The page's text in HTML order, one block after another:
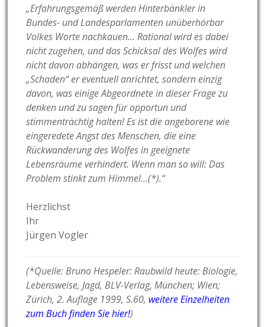
„Erfahrungsgemäß werden Hinterbänkler in
Bundes- und Landesparlamenten unüberhörbar
Volkes Worte nachkauen… Rational wird es dabei
nicht zugehen, und das Schicksal des Wolfes wird
nicht davon abhängen, was er frisst und welchen
„Schaden“ er eventuell anrichtet, sondern einzig
davon, was einige Abgeordnete in dieser Frage zu
denken und zu sagen für opportun und
stimmenträchtig halten! Es ist die angeborene wie
eingeredete Angst des Menschen, die eine
Rückwanderung des Wolfes in geeignete
Lebensräume verhindert. Wenn man so will: Das
Problem stinkt zum Himmel…(*).“
Herzlichst
Ihr
Jürgen Vogler
(*Quelle: Bruno Hespeler: Raubwild heute: Biologie,
Lebensweise, Jagd, BLV-Verlag, München; Wien;
Zürich, 2. Auflage 1999, S.60, weitere Einzelheiten
zum Buch finden Sie hier!)